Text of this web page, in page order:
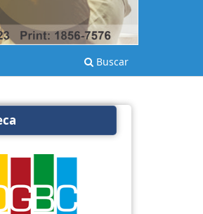
Buscar